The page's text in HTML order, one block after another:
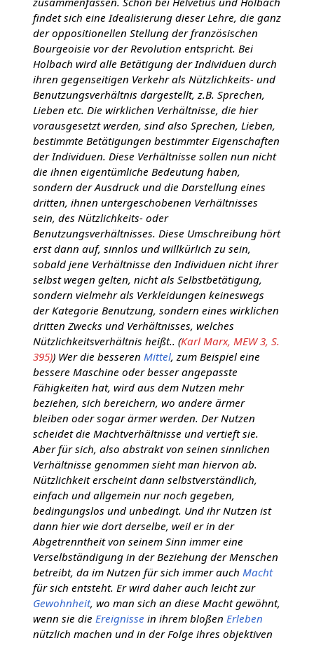
findet sich eine Idealisierung dieser Lehre, die ganz
der oppositionellen Stellung der französischen
Bourgeoisie vor der Revolution entspricht. Bei
Holbach wird alle Betätigung der Individuen durch
ihren gegenseitigen Verkehr als Nützlichkeits- und
Benutzungsverhältnis dargestellt, z.B. Sprechen,
Lieben etc. Die wirklichen Verhältnisse, die hier
vorausgesetzt werden, sind also Sprechen, Lieben,
bestimmte Betätigungen bestimmter Eigenschaften
der Individuen. Diese Verhältnisse sollen nun nicht
die ihnen eigentümliche Bedeutung haben,
sondern der Ausdruck und die Darstellung eines
dritten, ihnen untergeschobenen Verhältnisses
sein, des Nützlichkeits- oder
Benutzungsverhältnisses. Diese Umschreibung hört
erst dann auf, sinnlos und willkürlich zu sein,
sobald jene Verhältnisse den Individuen nicht ihrer
selbst wegen gelten, nicht als Selbstbetätigung,
sondern vielmehr als Verkleidungen keineswegs
der Kategorie Benutzung, sondern eines wirklichen
dritten Zwecks und Verhältnisses, welches
Nützlichkeitsverhältnis heißt.. (Karl Marx, MEW 3, S.
395)) Wer die besseren Mittel, zum Beispiel eine
bessere Maschine oder besser angepasste
Fähigkeiten hat, wird aus dem Nutzen mehr
beziehen, sich bereichern, wo andere ärmer
bleiben oder sogar ärmer werden. Der Nutzen
scheidet die Machtverhältnisse und vertieft sie.
Aber für sich, also abstrakt von seinen sinnlichen
Verhältnisse genommen sieht man hiervon ab.
Nützlichkeit erscheint dann selbstverständlich,
einfach und allgemein nur noch gegeben,
bedingungslos und unbedingt. Und ihr Nutzen ist
dann hier wie dort derselbe, weil er in der
Abgetrenntheit von seinem Sinn immer eine
Verselbständigung in der Beziehung der Menschen
betreibt, da im Nutzen für sich immer auch Macht
für sich entsteht. Er wird daher auch leicht zur
Gewohnheit, wo man sich an diese Macht gewöhnt,
wenn sie die Ereignisse in ihrem bloßen Erleben
nützlich machen und in der Folge ihres objektiven